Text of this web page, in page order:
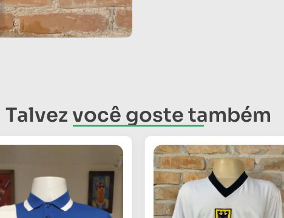
Talvez você goste também